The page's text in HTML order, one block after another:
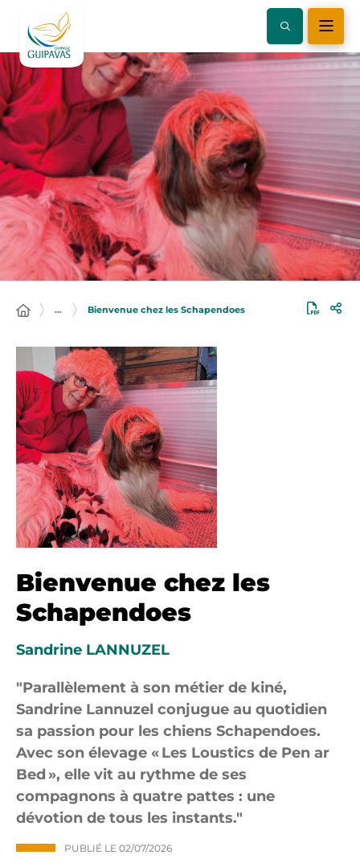
… Bienvenue chez les Schapendoes
Bienvenue chez les
Schapendoes
Sandrine LANNUZEL
Parallèlement à son métier de kiné,
Sandrine Lannuzel conjugue au quotidien
sa passion pour les chiens Schapendoes.
Avec son élevage « Les Loustics de Pen ar
Bed », elle vit au rythme de ses
compagnons à quatre pattes : une
dévotion de tous les instants.
PUBLIÉ LE 02/07/2026